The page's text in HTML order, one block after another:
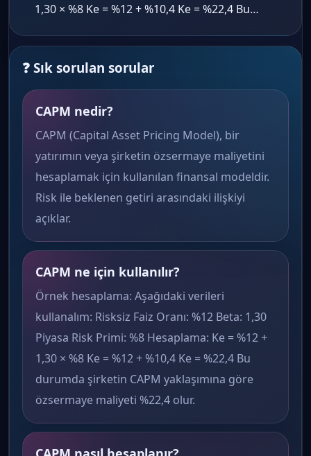
1,30 × %8 Ke = %12 + %10,4 Ke = %22,4 Bu…
❓ Sık sorulan sorular
CAPM nedir?
CAPM (Capital Asset Pricing Model), bir
yatırımın veya şirketin özsermaye maliyetini
hesaplamak için kullanılan finansal modeldir.
Risk ile beklenen getiri arasındaki ilişkiyi
açıklar.
CAPM ne için kullanılır?
Örnek hesaplama: Aşağıdaki verileri
kullanalım: Risksiz Faiz Oranı: %12 Beta: 1,30
Piyasa Risk Primi: %8 Hesaplama: Ke = %12 +
1,30 × %8 Ke = %12 + %10,4 Ke = %22,4 Bu
durumda şirketin CAPM yaklaşımına göre
özsermaye maliyeti %22,4 olur.